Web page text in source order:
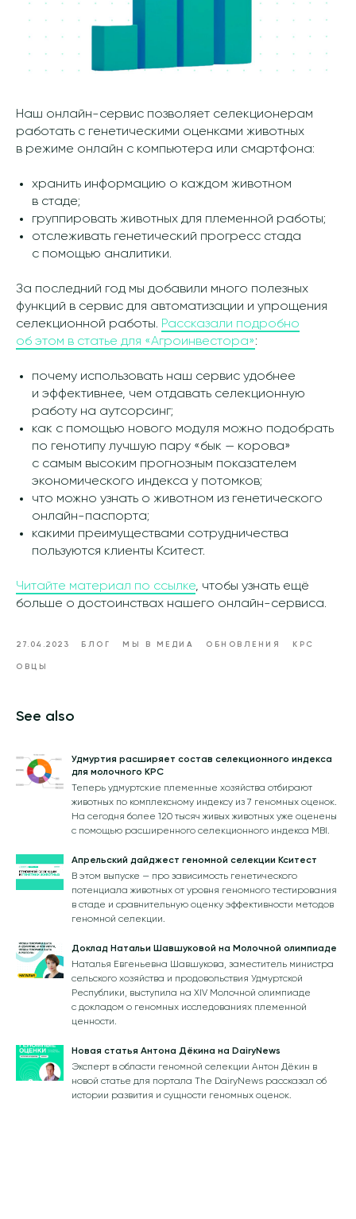
Наш онлайн-сервис позволяет селекционерам
работать с генетическими оценками животных
в режиме онлайн с компьютера или смартфона:
хранить информацию о каждом животном
в стаде;
группировать животных для племенной работы;
отслеживать генетический прогресс стада
с помощью аналитики.
За последний год мы добавили много полезных
функций в сервис для автоматизации и упрощения
селекционной работы. Рассказали подробно
об этом в статье для «Агроинвестора»:
почему использовать наш сервис удобнее
и эффективнее, чем отдавать селекционную
работу на аутсорсинг;
как с помощью нового модуля можно подобрать
по генотипу лучшую пару «бык — корова»
с самым высоким прогнозным показателем
экономического индекса у потомков;
что можно узнать о животном из генетического
онлайн-паспорта;
какими преимуществами сотрудничества
пользуются клиенты Кситест.
Читайте материал по ссылке, чтобы узнать ещё
больше о достоинствах нашего онлайн-сервиса.
27.04.2023 БЛОГ МЫ В МЕДИА ОБНОВЛЕНИЯ КРС
ОВЦЫ
See also
Удмуртия расширяет состав селекционного индекса
для молочного КРС
Теперь удмуртские племенные хозяйства отбирают
животных по комплексному индексу из 7 геномных оценок.
На сегодня более 120 тысяч живых животных уже оценены
с помощью расширенного селекционного индекса MBI.
Апрельский дайджест геномной селекции Кситест
В этом выпуске — про зависимость генетического
потенциала животных от уровня геномного тестирования
в стаде и сравнительную оценку эффективности методов
геномной селекции.
Доклад Натальи Шавшуковой на Молочной олимпиаде
Наталья Евгеньевна Шавшукова, заместитель министра
сельского хозяйства и продовольствия Удмуртской
Республики, выступила на XIV Молочной олимпиаде
с докладом о геномных исследованиях племенной
ценности.
Новая статья Антона Дёкина на DairyNews
Эксперт в области геномной селекции Антон Дёкин в
новой статье для портала The DairyNews рассказал об
истории развития и сущности геномных оценок.